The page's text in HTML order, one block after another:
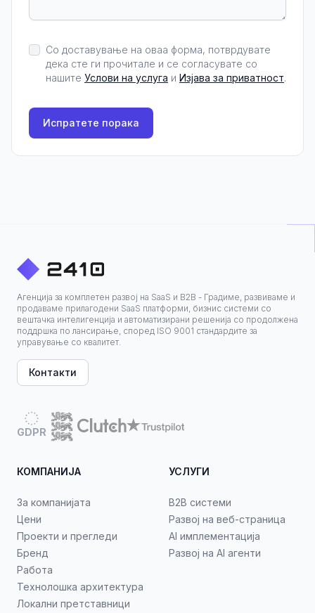
Со доставување на оваа форма, потврдувате
дека сте ги прочитале и се согласувате со
нашите Услови на услуга и Изјава за приватност.
Испратете порака
Агенција за комплетен развој на SaaS и B2B - Градиме, развиваме и
продаваме прилагодени SaaS платформи, бизнис системи со
вештачка интелигенција и автоматизирани решенија со продолжена
поддршка по лансирање, според ISO 9001 стандардите за
управување со квалитет.
Контакти
GDPR
КОМПАНИЈА
За компанијата
Цени
Проекти и прегледи
Бренд
Работа
Технолошка архитектура
Локални претставници
УСЛУГИ
B2B системи
Развој на веб-страница
AI имплементација
Развој на AI агенти